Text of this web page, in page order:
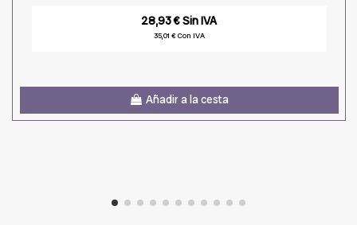
28,93 € Sin IVA
35,01 € Con IVA
Añadir a la cesta